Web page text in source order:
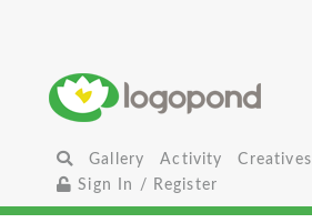
Gallery Activity
Creatives
Sign In / Register